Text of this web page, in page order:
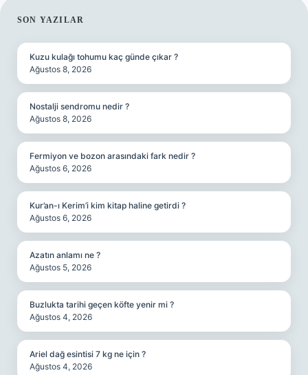
SIDEBAR
SON YAZILAR
Kuzu kulağı tohumu kaç günde çıkar ?
Ağustos 8, 2026
Nostalji sendromu nedir ?
Ağustos 8, 2026
Fermiyon ve bozon arasındaki fark nedir ?
Ağustos 6, 2026
Kur’an-ı Kerim’i kim kitap haline getirdi ?
Ağustos 6, 2026
Azatın anlamı ne ?
Ağustos 5, 2026
Buzlukta tarihi geçen köfte yenir mi ?
Ağustos 4, 2026
Ariel dağ esintisi 7 kg ne için ?
Ağustos 4, 2026